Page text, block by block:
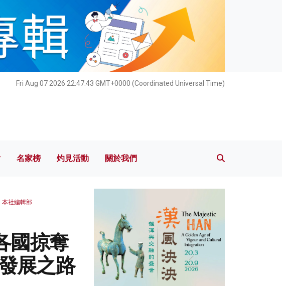
Fri Aug 07 2026 22:47:43 GMT+0000 (Coordinated Universal Time)
名家榜 灼見活動 關於我們
名家榜 灼見活動 關於我們
本社編輯部
國掠奪
展之路